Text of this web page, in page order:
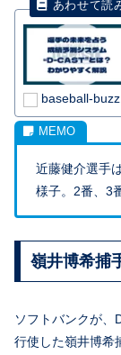
baseball-
近藤健介選手
様子。2番、3
嶺井博希捕
ソフトバンクが、
行使した嶺井博希